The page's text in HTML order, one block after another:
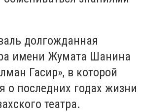
долгожданная
имени Жумата Шанина
Гасир», в которой
о последних годах жизни
театра.